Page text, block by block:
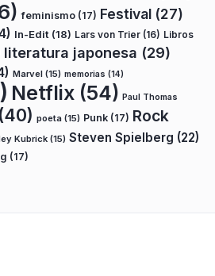
feminismo (17) Festival (27)
In-Edit (18) Lars von Trier (16) Libros
literatura japonesa (29)
Marvel (15) memorias (14)
Netflix (54) Paul Thomas
(40) poeta (15) Punk (17) Rock
Kubrick (15) Steven Spielberg (22)
(17)